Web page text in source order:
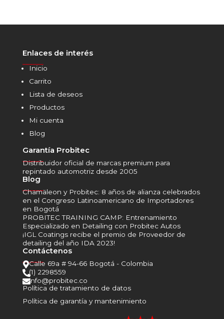
Enlaces de interés
Inicio
Carrito
Lista de deseos
Productos
Mi cuenta
Blog
Garantía Probitec
______
Distribuidor oficial de marcas premium para
repintado automotriz desde 2005
Blog
______
Chamäleon y Probitec: 8 años de alianza celebrados
en el Congreso Latinoamericano de Importadores
en Bogotá
PROBITEC TRAINING CAMP: Entrenamiento
Especializado en Detailing con Probitec Autos
¡IGL Coatings recibe el premio de Proveedor de
detailing del año IDA 2023!
Contáctenos
______
Calle 69a # 94-66 Bogotá - Colombia
(1) 2298559
info@probitec.co
Política de tratamiento de datos
Política de garantía y mantenimiento